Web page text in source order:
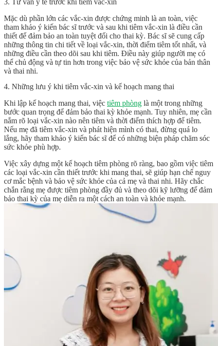
3. Tư vấn y tế trước khi tiêm vắc-xin
Mặc dù phần lớn các vắc-xin được chứng minh là an toàn, việc
tham khảo ý kiến bác sĩ trước và sau khi tiêm vắc-xin là điều cần
thiết để đảm bảo an toàn tuyệt đối cho thai kỳ. Bác sĩ sẽ cung cấp
những thông tin chi tiết về loại vắc-xin, thời điểm tiêm tốt nhất, và
những điều cần theo dõi sau khi tiêm. Điều này giúp người mẹ có
thể chủ động và tự tin hơn trong việc bảo vệ sức khỏe của bản thân
và thai nhi.
4. Những lưu ý khi tiêm vắc-xin và kế hoạch mang thai
Khi lập kế hoạch mang thai, việc tiêm phòng là một trong những
bước quan trọng để đảm bảo thai kỳ khỏe mạnh. Tuy nhiên, mẹ cần
nắm rõ loại vắc-xin nào nên tiêm và thời điểm thích hợp để tiêm.
Nếu mẹ đã tiêm vắc-xin và phát hiện mình có thai, đừng quá lo
lắng, hãy tham khảo ý kiến bác sĩ để có những biện pháp chăm sóc
sức khỏe phù hợp.
Việc xây dựng một kế hoạch tiêm phòng rõ ràng, bao gồm việc tiêm
các loại vắc-xin cần thiết trước khi mang thai, sẽ giúp hạn chế nguy
cơ mắc bệnh và bảo vệ sức khỏe của cả mẹ và thai nhi. Hãy chắc
chắn rằng mẹ được tiêm phòng đầy đủ và theo dõi kỹ lưỡng để đảm
bảo thai kỳ của mẹ diễn ra một cách an toàn và khỏe mạnh.